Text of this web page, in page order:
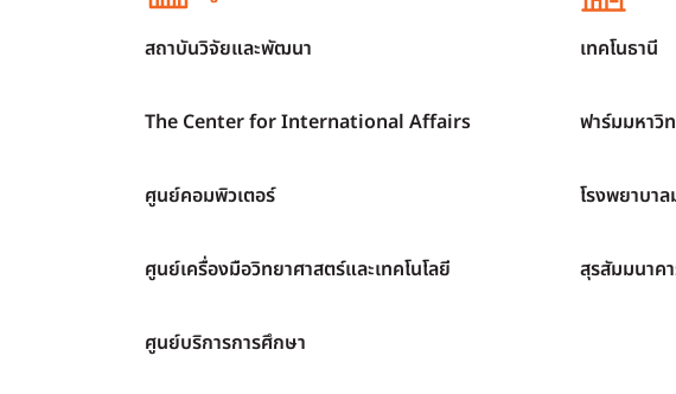
สถาบันวิจัยและพัฒนา
The Center for International Affairs
ศูนย์คอมพิวเตอร์
ศูนย์เครื่องมือวิทยาศาสตร์และเทคโนโลยี
ศูนย์บริการการศึกษา
เทคโนธานี
ฟาร์มมหาวิ
โรงพยาบา
สุรสัมมนาค